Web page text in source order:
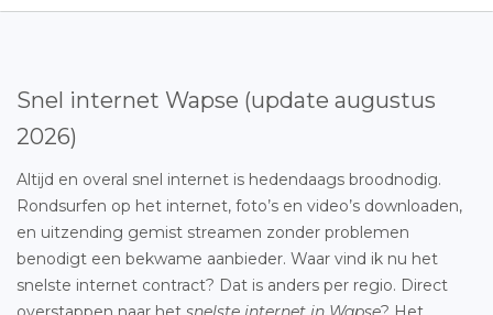
Snel internet Wapse (update augustus
2026)
Altijd en overal snel internet is hedendaags broodnodig.
Rondsurfen op het internet, foto’s en video’s downloaden,
en uitzending gemist streamen zonder problemen
benodigt een bekwame aanbieder. Waar vind ik nu het
snelste internet contract? Dat is anders per regio. Direct